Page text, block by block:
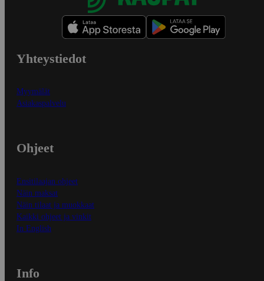
Yhteystiedot
Myymälät
Asiakaspalvelu
Ohjeet
Ensitilaajan ohjeet
Näin maksat
Näin tilaat ja muokkaat
Kaikki ohjeet ja vinkit
In English
Info